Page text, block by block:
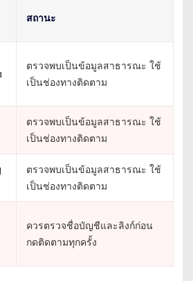
สถานะ
ตรวจพบเป็นข้อมูลสาธารณะ ใช้
เป็นช่องทางติดตาม
ตรวจพบเป็นข้อมูลสาธารณะ ใช้
เป็นช่องทางติดตาม
ตรวจพบเป็นข้อมูลสาธารณะ ใช้
เป็นช่องทางติดตาม
ควรตรวจชื่อบัญชีและลิงก์ก่อน
กดติดตามทุกครั้ง